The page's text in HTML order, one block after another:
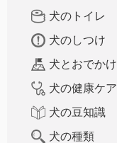
犬のトイレ
犬のしつけ
犬とおでかけ
犬の健康ケア
犬の豆知識
犬の種類